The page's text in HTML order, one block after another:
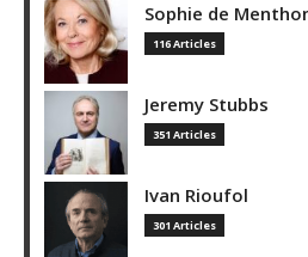
Sophie de
116 Articles
Jeremy Stubbs
351 Articles
Ivan Rioufol
301 Articles